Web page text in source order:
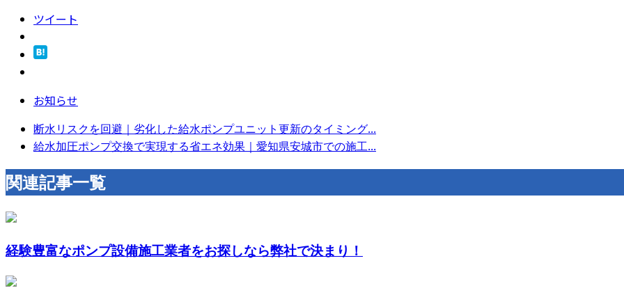
ツイート
お知らせ
断水リスクを回避｜劣化した給水ポンプユニット更新のタイミング...
給水加圧ポンプ交換で実現する省エネ効果｜愛知県安城市での施工...
関連記事一覧
経験豊富なポンプ設備施工業者をお探しなら弊社で決まり！